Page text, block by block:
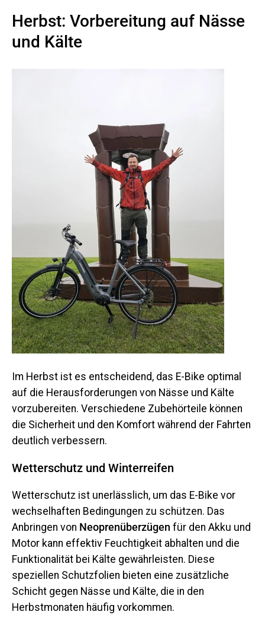
Herbst: Vorbereitung auf Nässe
und Kälte
Im Herbst ist es entscheidend, das E-Bike optimal
auf die Herausforderungen von Nässe und Kälte
vorzubereiten. Verschiedene Zubehörteile können
die Sicherheit und den Komfort während der Fahrten
deutlich verbessern.
Wetterschutz und Winterreifen
Wetterschutz ist unerlässlich, um das E-Bike vor
wechselhaften Bedingungen zu schützen. Das
Anbringen von Neoprenüberzügen für den Akku und
Motor kann effektiv Feuchtigkeit abhalten und die
Funktionalität bei Kälte gewährleisten. Diese
speziellen Schutzfolien bieten eine zusätzliche
Schicht gegen Nässe und Kälte, die in den
Herbstmonaten häufig vorkommen.